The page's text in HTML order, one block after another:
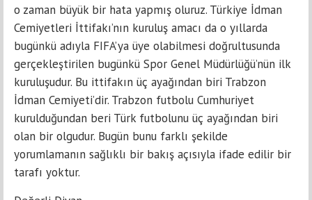
o zaman büyük bir hata yapmış oluruz. Türkiye İdman
Cemiyetleri İttifakı’nın kuruluş amacı da o yıllarda
bugünkü adıyla FIFA’ya üye olabilmesi doğrultusunda
gerçekleştirilen bugünkü Spor Genel Müdürlüğü’nün ilk
kuruluşudur. Bu ittifakın üç ayağından biri Trabzon
İdman Cemiyeti’dir. Trabzon futbolu Cumhuriyet
kurulduğundan beri Türk futbolunu üç ayağından biri
olan bir olgudur. Bugün bunu farklı şekilde
yorumlamanın sağlıklı bir bakış açısıyla ifade edilir bir
tarafı yoktur.